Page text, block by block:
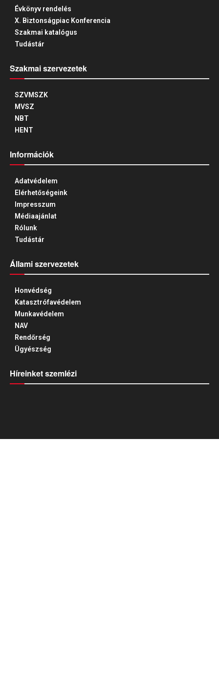
Évkönyv rendelés
X. Biztonságpiac Konferencia
Szakmai katalógus
Tudástár
Szakmai szervezetek
SZVMSZK
MVSZ
NBT
HENT
Információk
Adatvédelem
Elérhetőségeink
Impresszum
Médiaajánlat
Rólunk
Tudástár
Állami szervezetek
Honvédség
Katasztrófavédelem
Munkavédelem
NAV
Rendőrség
Ügyészség
Híreinket szemlézi